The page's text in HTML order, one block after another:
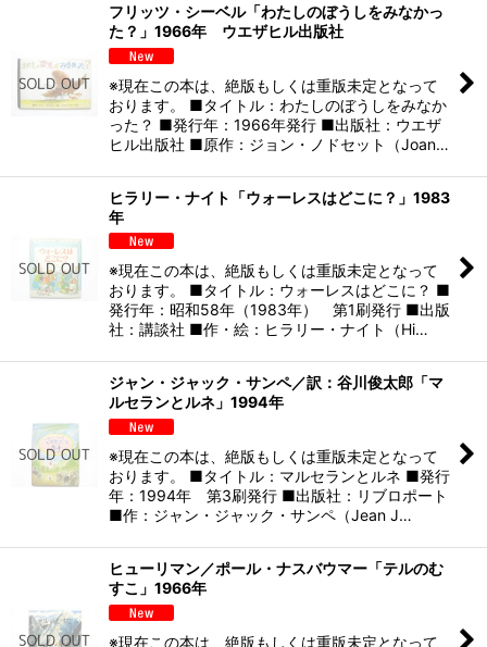
フリッツ・シーベル「わたしのぼうしをみなかっ
た？」1966年 ウエザヒル出版社
※現在この本は、絶版もしくは重版未定となって
おります。 ■タイトル：わたしのぼうしをみなか
った？ ■発行年：1966年発行 ■出版社：ウエザ
ヒル出版社 ■原作：ジョン・ノドセット（Joan…
ヒラリー・ナイト「ウォーレスはどこに？」1983
年
※現在この本は、絶版もしくは重版未定となって
おります。 ■タイトル：ウォーレスはどこに？ ■
発行年：昭和58年（1983年） 第1刷発行 ■出版
社：講談社 ■作・絵：ヒラリー・ナイト（Hi…
ジャン・ジャック・サンペ／訳：谷川俊太郎「マ
ルセランとルネ」1994年
※現在この本は、絶版もしくは重版未定となって
おります。 ■タイトル：マルセランとルネ ■発行
年：1994年 第3刷発行 ■出版社：リブロポート
■作：ジャン・ジャック・サンペ（Jean J…
ヒューリマン／ポール・ナスバウマー「テルのむ
すこ」1966年
※現在この本は、絶版もしくは重版未定となって